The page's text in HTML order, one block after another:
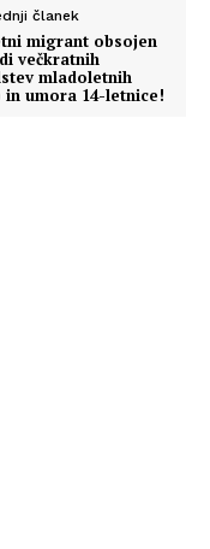
članek
migrant obsojen
večkratnih
mladoletnih
in umora 14-letnice!